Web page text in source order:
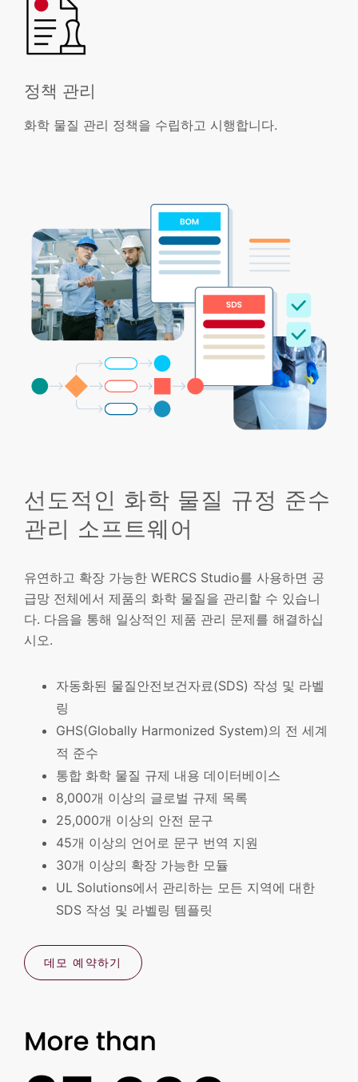
정책 관리
화학 물질 관리 정책을 수립하고 시행합니다.
선도적인 화학 물질 규정 준수
관리 소프트웨어
유연하고 확장 가능한 WERCS Studio를 사용하면 공
급망 전체에서 제품의 화학 물질을 관리할 수 있습니
다. 다음을 통해 일상적인 제품 관리 문제를 해결하십
시오.
자동화된 물질안전보건자료(SDS) 작성 및 라벨
링
GHS(Globally Harmonized System)의 전 세계
적 준수
통합 화학 물질 규제 내용 데이터베이스
8,000개 이상의 글로벌 규제 목록
25,000개 이상의 안전 문구
45개 이상의 언어로 문구 번역 지원
30개 이상의 확장 가능한 모듈
UL Solutions에서 관리하는 모든 지역에 대한
SDS 작성 및 라벨링 템플릿
데모 예약하기